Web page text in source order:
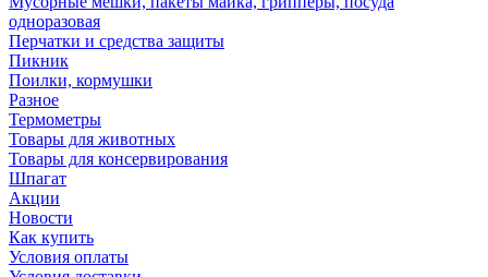
одноразовая
Перчатки и средства защиты
Пикник
Поилки, кормушки
Разное
Термометры
Товары для животных
Товары для консервирования
Шпагат
Акции
Новости
Как купить
Условия оплаты